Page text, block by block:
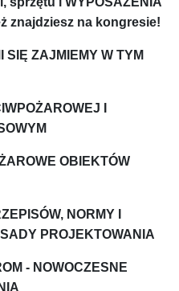
znajdziesz na kongresie!
SIĘ ZAJMIEMY W TYM
I
OBIEKTÓW
NORMY I
PROJEKTOWANIA
- NOWOCZESNE